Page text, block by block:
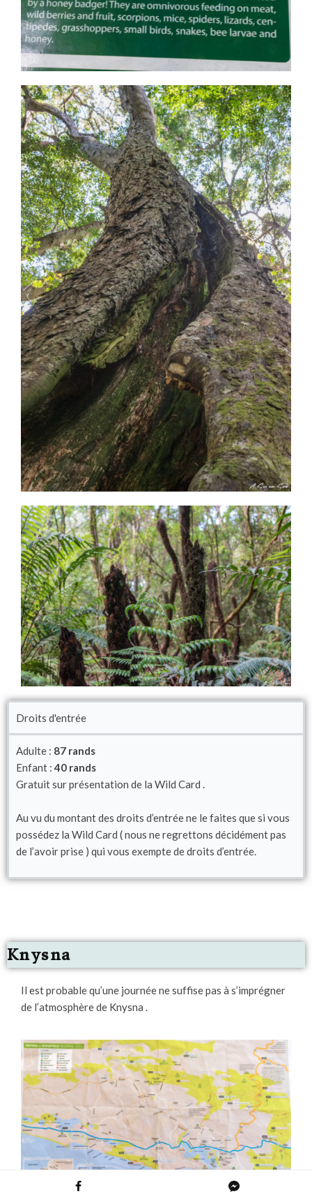
Droits d'entrée
Adulte : 87 rands
Enfant :40 rands
Gratuit sur présentation de la Wild Card .
Au vu du montant des droits d’entrée ne le faites que si vous
possédez la Wild Card ( nous ne regrettons décidément pas
de l’avoir prise ) qui vous exempte de droits d’entrée.
Knysna
Il est probable qu’une journée ne suffise pas à s’imprégner
de l’atmosphère de Knysna .